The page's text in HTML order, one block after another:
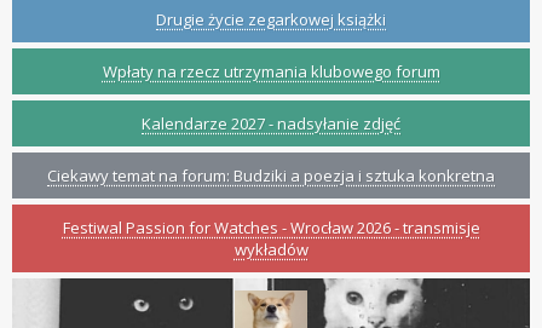
Drugie życie zegarkowej książki
Wpłaty na rzecz utrzymania klubowego forum
Kalendarze 2027 - nadsyłanie zdjęć
Ciekawy temat na forum: Budziki a poezja i sztuka konkretna
Festiwal Passion for Watches - Wrocław 2026 - transmisje
wykładów